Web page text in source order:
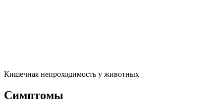
Кишечная непроходимость у животных
Симптомы